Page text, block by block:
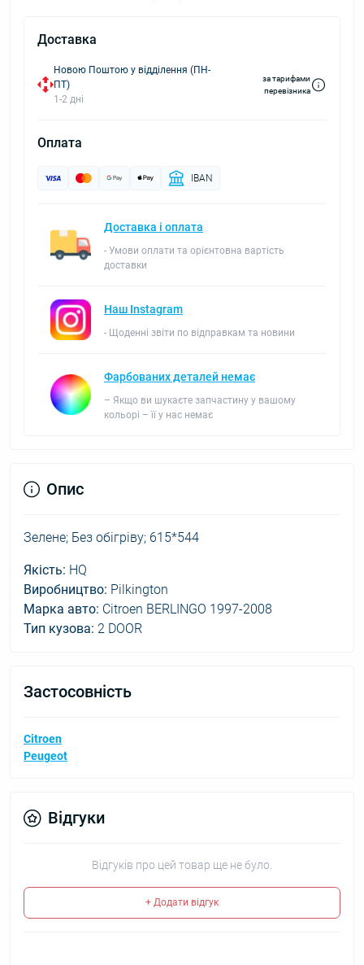
Доставка
Новою Поштою у відділення (ПН-
ПТ)
1-2 дні
за тарифами
перевізника
Оплата
IBAN
Доставка і оплата
- Умови оплати та орієнтовна вартість
доставки
Наш Instagram
- Щоденні звіти по відправкам та новини
Фарбованих деталей немає
– Якщо ви шукаєте запчастину у вашому
кольорі – її у нас немає
Опис
Зелене; Без обігріву; 615*544
Якість: HQ
Виробництво: Pilkington
Марка авто: Citroen BERLINGO 1997-2008
Тип кузова: 2 DOOR
Застосовність
Citroen
Peugeot
Відгуки
Відгуків про цей товар ще не було.
+ Додати відгук